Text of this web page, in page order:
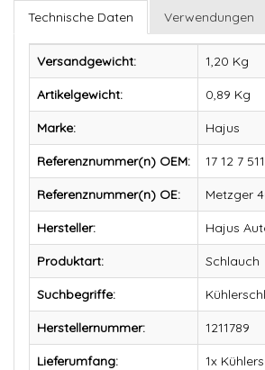
Technische Daten Verwendungen
Versandgewicht: 1,20 Kg
Artikelgewicht: 0,89 Kg
Marke: Hajus
Referenznummer(n) OEM: 17 12 7
Referenznummer(n) OE: Metzger
Hersteller: Hajus
Produktart: Schlauch
Suchbegriffe:
Herstellernummer: 1211789
Lieferumfang: 1x